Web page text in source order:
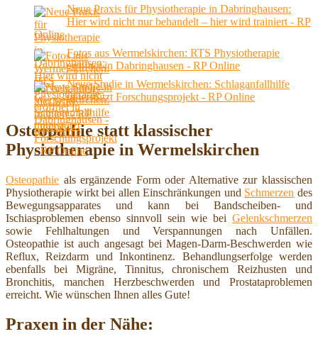
Neue Praxis für Physiotherapie in Dabringhausen:
Hier wird nicht nur behandelt – hier wird trainiert - RP
Online
Fotos aus Wermelskirchen: RTS Physiotherapie
eröffnet in Dabringhausen - RP Online
Neue Studie in Wermelskirchen: Schlaganfallhilfe
unterstützt Forschungsprojekt - RP Online
Osteopathie statt klassischer
Physiotherapie in Wermelskirchen
Osteopathie als ergänzende Form oder Alternative zur klassischen
Physiotherapie wirkt bei allen Einschränkungen und Schmerzen des
Bewegungsapparates und kann bei Bandscheiben- und
Ischiasproblemen ebenso sinnvoll sein wie bei Gelenkschmerzen
sowie Fehlhaltungen und Verspannungen nach Unfällen.
Osteopathie ist auch angesagt bei Magen-Darm-Beschwerden wie
Reflux, Reizdarm und Inkontinenz. Behandlungserfolge werden
ebenfalls bei Migräne, Tinnitus, chronischem Reizhusten und
Bronchitis, manchen Herzbeschwerden und Prostataproblemen
erreicht. Wie wünschen Ihnen alles Gute!
Praxen in der Nähe: